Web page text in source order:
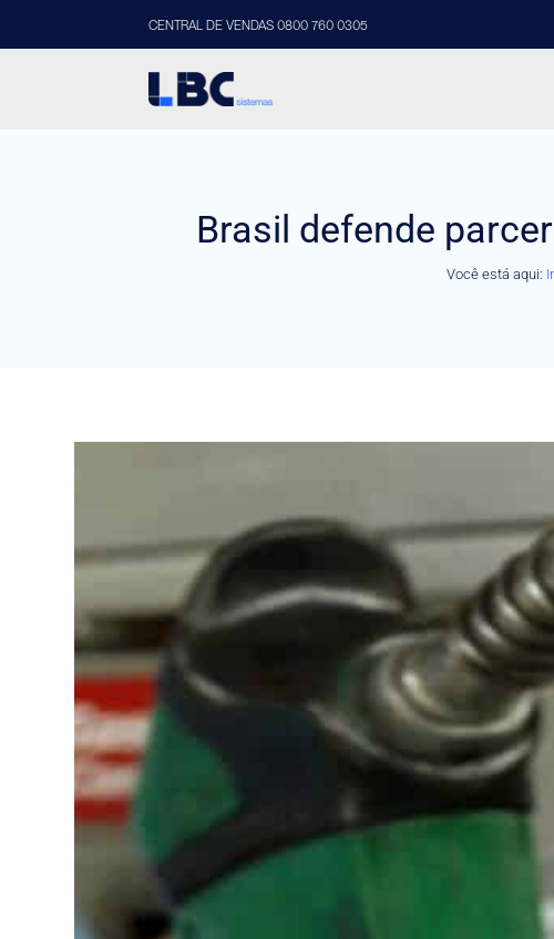
CENTRAL DE VENDAS 0800 760 0305
Brasil defende
Você está aqui: